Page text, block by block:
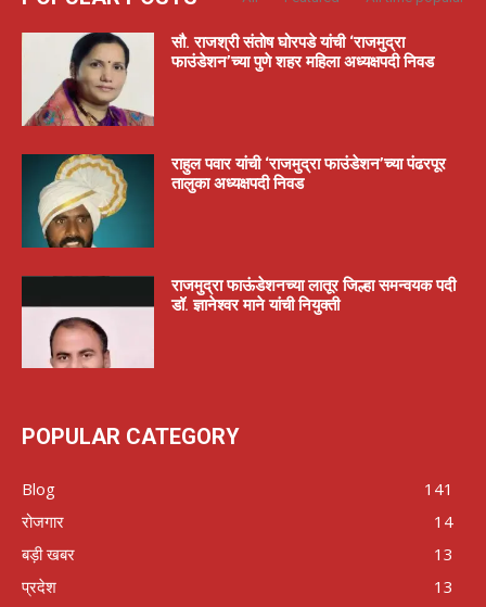
सौ. राजश्री संतोष घोरपडे यांची ‘राजमुद्रा
फाउंडेशन’च्या पुणे शहर महिला अध्यक्षपदी निवड
राहुल पवार यांची ‘राजमुद्रा फाउंडेशन’च्या पंढरपूर
तालुका अध्यक्षपदी निवड
राजमुद्रा फाऊंडेशनच्या लातूर जिल्हा समन्वयक पदी
डॉ. ज्ञानेश्वर माने यांची नियुक्ती
POPULAR CATEGORY
Blog
141
रोजगार
14
बड़ी खबर
13
प्रदेश
13